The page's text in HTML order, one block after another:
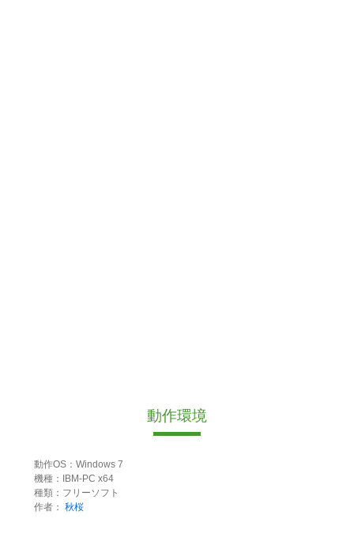
動作環境
動作OS：Windows 7
機種：IBM-PC x64
種類：フリーソフト
作者： 秋桜